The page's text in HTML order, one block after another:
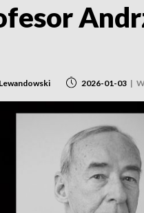
2026-01-03 |